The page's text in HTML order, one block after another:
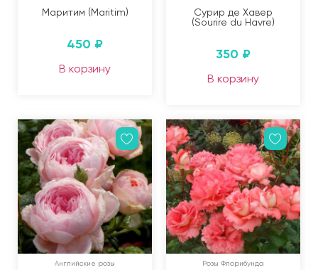
Маритим (Maritim)
450 ₽
В корзину
Сурир де Хавер
(Sourire du Havre)
350 ₽
В корзину
Английские розы Розы Флорибунда